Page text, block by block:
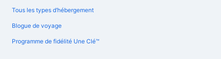
Tous les types d’hébergement
Blogue de voyage
Programme de fidélité Une Clé™